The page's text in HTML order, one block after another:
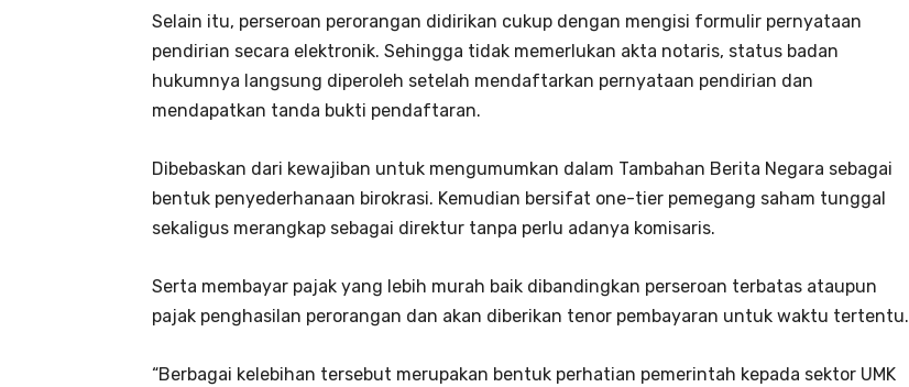
Selain itu, perseroan perorangan didirikan cukup dengan mengisi formulir pernyataan
pendirian secara elektronik. Sehingga tidak memerlukan akta notaris, status badan
hukumnya langsung diperoleh setelah mendaftarkan pernyataan pendirian dan
mendapatkan tanda bukti pendaftaran.
Dibebaskan dari kewajiban untuk mengumumkan dalam Tambahan Berita Negara sebagai
bentuk penyederhanaan birokrasi. Kemudian bersifat one-tier pemegang saham tunggal
sekaligus merangkap sebagai direktur tanpa perlu adanya komisaris.
Serta membayar pajak yang lebih murah baik dibandingkan perseroan terbatas ataupun
pajak penghasilan perorangan dan akan diberikan tenor pembayaran untuk waktu tertentu.
“Berbagai kelebihan tersebut merupakan bentuk perhatian pemerintah kepada sektor UMK